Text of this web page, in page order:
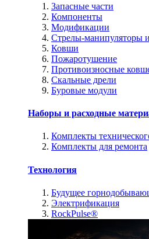
Запасные части
Компоненты
Модификации
Стрелы-манипуляторы
Ковши
Пожаротушение
Противоизносные
Скальные дрели
Буровые модули
Наборы и расходные
Комплекты
Комплекты для ремонта
Технология
Будущее
Электрификация
RockPulse®